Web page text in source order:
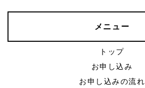
メニュー
トップ
お申し込み
お申し込みの流れ